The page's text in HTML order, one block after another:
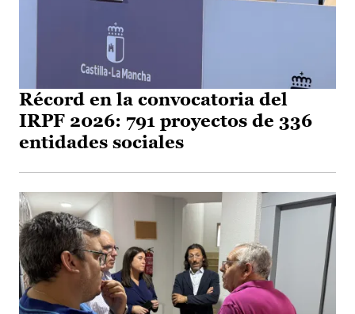
Récord en la convocatoria del
IRPF 2026: 791 proyectos de 336
entidades sociales